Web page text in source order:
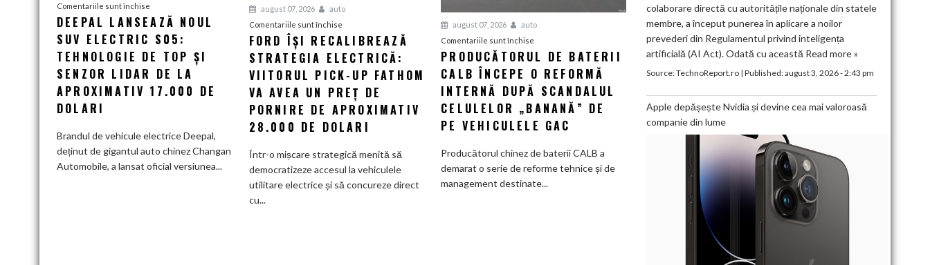
Comentariile sunt închise
Deepal
lansează
noul
electric
S05:
top
și
senzor
DEEPAL LANSEAZĂ NOUL
SUV ELECTRIC S05:
TEHNOLOGIE DE TOP ȘI
SENZOR LIDAR DE LA
APROXIMATIV 17.000 DE
DOLARI
Brandul de vehicule electrice Deepal,
deținut de gigantul auto chinez Changan
Automobile, a lansat oficial versiunea...
august 07, 2026
auto
Comentariile sunt închisepentru
Ford
își
recalibrează
electrică:
Viitorul
pick-
Fathom
va
avea
FORD ÎȘI RECALIBREAZĂ
STRATEGIA ELECTRICĂ:
VIITORUL PICK-UP FATHOM
VA AVEA UN PREȚ DE
PORNIRE DE APROXIMATIV
28.000 DE DOLARI
Într-o mișcare strategică menită să
democratizeze accesul la vehiculele
utilitare electrice și să concureze direct
cu...
august 07, 2026
auto
Comentariile sunt închise
Producătorul
de
baterii
începe
o
PRODUCĂTORUL DE BATERII
CALB ÎNCEPE O REFORMĂ
INTERNĂ DUPĂ SCANDALUL
CELULELOR „BANANĂ” DE
PE VEHICULELE GAC
Producătorul chinez de baterii CALB a
demarat o serie de reforme tehnice și de
management destinate...
colaborare directă cu autoritățile naționale din statele
membre, a început punerea în aplicare a noilor
prevederi din Regulamentul privind inteligența
artificială (AI Act). Odată cu această Read more »
Source:TechnoReport.ro| Published:august 3, 2026 - 2:43 pm
Apple depășește Nvidia și devine cea mai valoroasă
companie din lume